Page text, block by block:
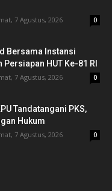
7 Agustus, 2026 0
Bersama Instansi
HUT Ke-81 RI
7 Agustus, 2026 0
Tandatangani PKS,
Hukum
7 Agustus, 2026 0